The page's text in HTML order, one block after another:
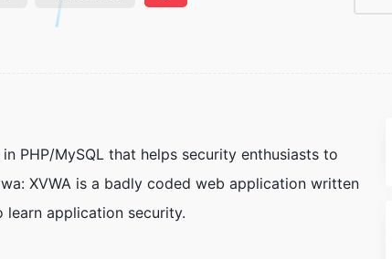
PHP/MySQL that helps security enthusiasts to
XVWA is a badly coded web application written
learn application security.